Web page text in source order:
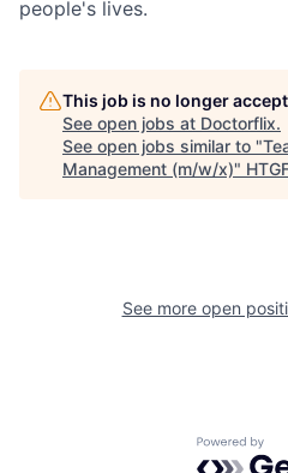
people's lives.
This job is no longer
See open jobs at Doctorflix.
See open jobs similar to "
Management (m/w/x)"
See more open
Powered